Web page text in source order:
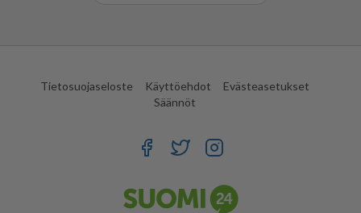
Tietosuojaseloste Käyttöehdot
Evästeasetukset
Säännöt